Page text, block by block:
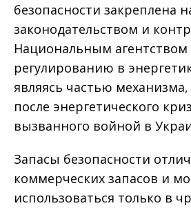
безопасности закреплена
законодательством и
Национальным агентством
регулированию в
являясь частью
после энергетического
вызванного войной в
Запасы безопасности
коммерческих запасов и
использоваться только в